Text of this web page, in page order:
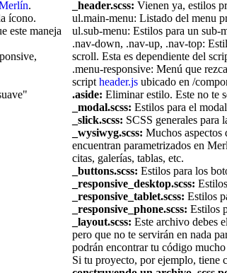
.
ícono.
este maneja
_header.scss: Vienen ya, estilos
ul.main-menu: Listado del menu
ul.sub-menu: Estilos para un sub-
.nav-down, .nav-up, .nav-top:
scroll. Esta es dependiente del
.menu-responsive: Menú que
script header.js ubicado en /
.aside: Eliminar estilo. Este no te
_modal.scss: Estilos para el
_slick.scss: SCSS generales para
_wysiwyg.scss: Muchos
encuentran parametrizados en
citas, galerías, tablas, etc.
_buttons.scss: Estilos para los
_responsive_desktop.scss:
_responsive_tablet.scss: Estilos
_responsive_phone.scss: Estilos
_layout.scss: Este archivo debes
pero que no te servirán en nada
podrán encontrar tu código
Si tu proyecto, por ejemplo, tiene